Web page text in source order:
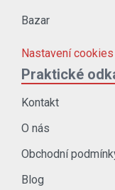
Bazar
Nastavení cookies
Praktické
Kontakt
O nás
Obchodní
Blog